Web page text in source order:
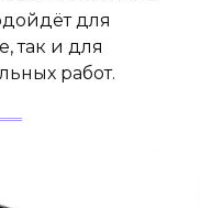
для
так и для
работ.